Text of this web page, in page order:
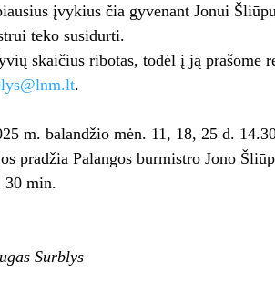
įvykius čia gyvenant Jonui
teko susidurti.
skaičius ribotas, todėl į ją prašome
.
m. balandžio mėn. 11, 18, 25 d.
pradžia Palangos burmistro Jono
30 min.
Surblys